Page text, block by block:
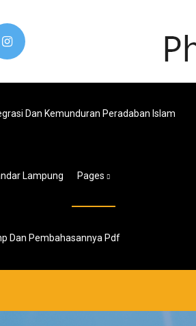
Dan Kemunduran Peradaban Islam
Lampung Pages
Dan Pembahasannya Pdf